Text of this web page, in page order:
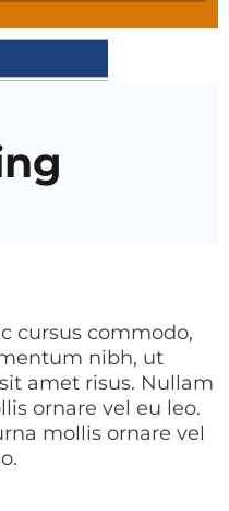
cursus commodo,
nibh, ut
amet risus. Nullam
ornare vel eu leo.
mollis ornare vel